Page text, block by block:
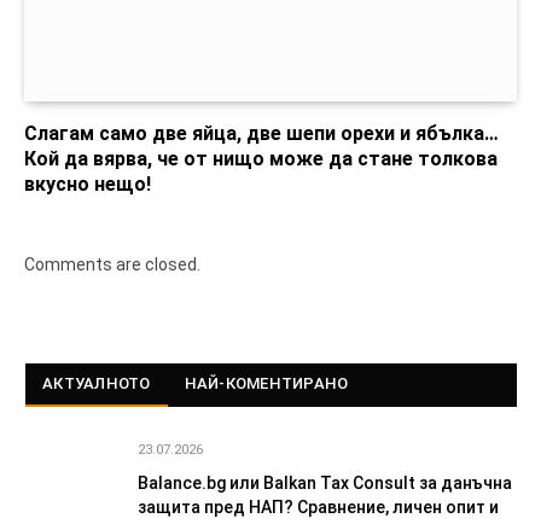
Слагам само две яйца, две шепи орехи и ябълка…
Кой да вярва, че от нищо може да стане толкова
вкусно нещо!
Comments are closed.
АКТУАЛНОТО НАЙ-КОМЕНТИРАНО
23.07.2026
Balance.bg или Balkan Tax Consult за данъчна
защита пред НАП? Сравнение, личен опит и